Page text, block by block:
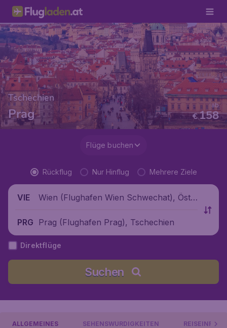
Tschechien
Prag €158
ab
Flüge buchen
Rückflug Nur Hinflug Mehrere Ziele
VIE
Wien (Flughafen Wien Schwechat), Öste
PRG Prag (Flughafen Prag), Tschechien
Direktflüge
Suchen
ALLGEMEINES SEHENSWÜRDIGKEITEN